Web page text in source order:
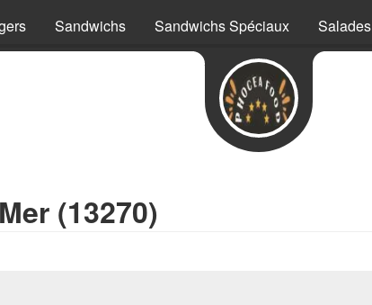
Sandwichs Sandwichs Spéciaux Salades
(13270)